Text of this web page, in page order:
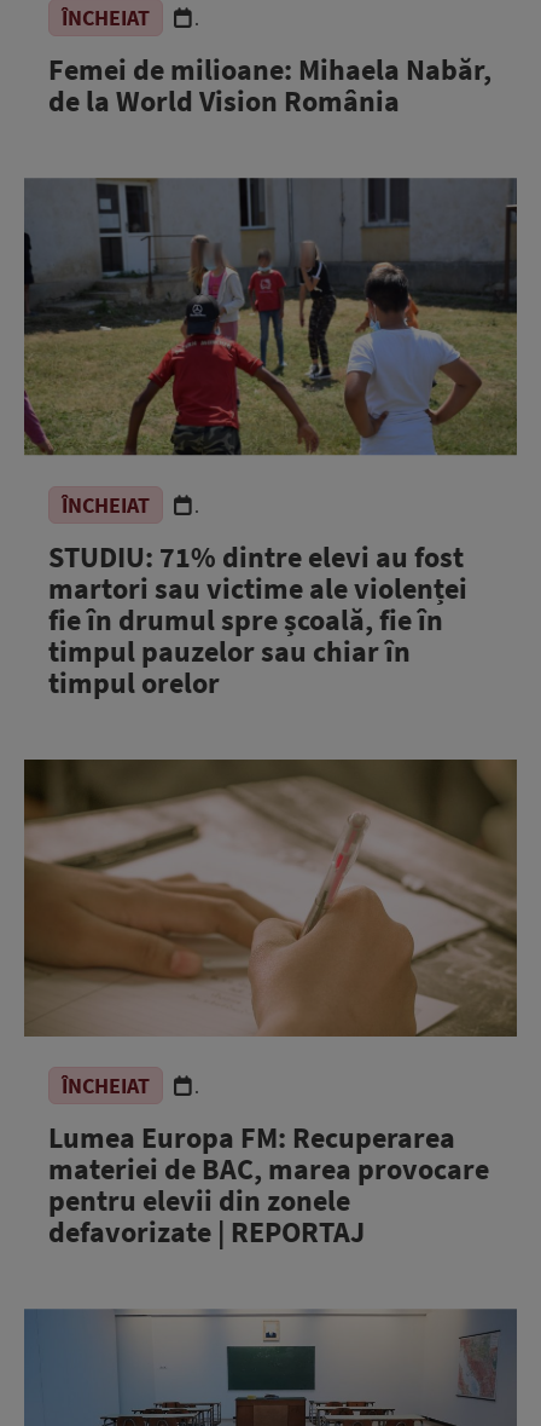
ÎNCHEIAT .
Femei de milioane: Mihaela Nabăr,
de la World Vision România
ÎNCHEIAT .
STUDIU: 71% dintre elevi au fost
martori sau victime ale violenței
fie în drumul spre școală, fie în
timpul pauzelor sau chiar în
timpul orelor
ÎNCHEIAT .
Lumea Europa FM: Recuperarea
materiei de BAC, marea provocare
pentru elevii din zonele
defavorizate | REPORTAJ